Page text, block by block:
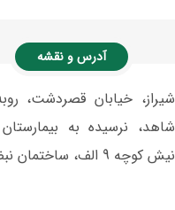
آدرس و نقشه
شیراز، خیابان قصردشت،
شاهد، نرسیده به
نیش کوچه 9 الف، ساختمان نبض، طبقه1